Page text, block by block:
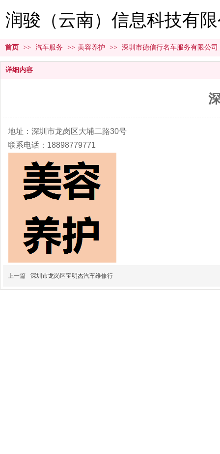
润骏（云南）信息科技有
首页 >> 汽车服务 >> 美容养护 >> 深圳市德信行名车服务有限公司
详细内容
地址：深圳市龙岗区大埔二路30号
联系电话：18898779771
上一篇 深圳市龙岗区宝明杰汽车维修行